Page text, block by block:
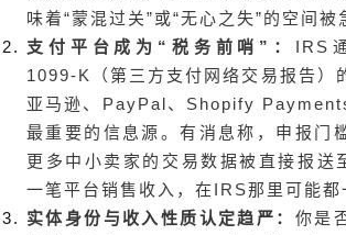
味着“蒙混过关”或“无心之失”的空间被
支付平台成为“税务前哨”： IRS
1099-K（第三方支付网络交易报告）
亚马逊、PayPal、Shopify
最重要的信息源。有消息称，申报门
更多中小卖家的交易数据被直接报送
一笔平台销售收入，在IRS那里可能都
实体身份与收入性质认定趋严： 你是